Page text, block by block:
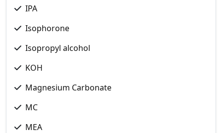
IPA
Isophorone
Isopropyl alcohol
KOH
Magnesium Carbonate
MC
MEA